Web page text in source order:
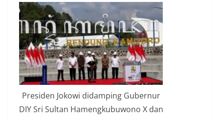
Presiden Jokowi didamping Gubernur
DIY Sri Sultan Hamengkubuwono X dan